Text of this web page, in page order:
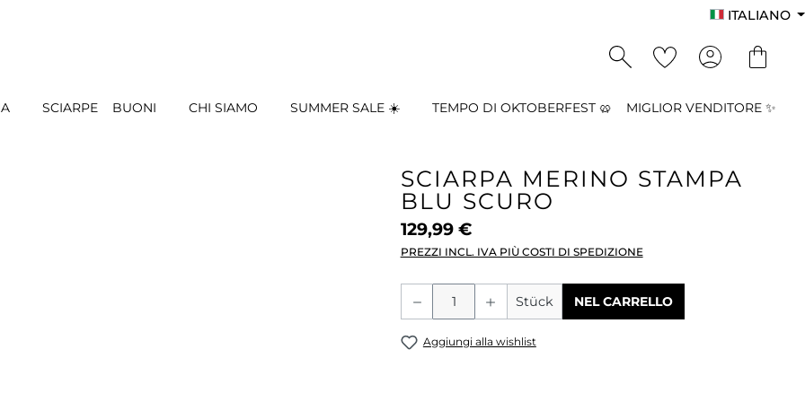
ITALIANO
SCIARPE BUONI CHI SIAMO SUMMER SALE ☀️ TEMPO DI OKTOBERFEST 🥨 MIGLIOR VENDITORE ✨
SCIARPA MERINO STAMPA
BLU SCURO
129,99 €
PREZZI INCL. IVA PIÙ COSTI DI SPEDIZIONE
Quantità del prodotto: inserisci la
Stück NEL CARRELLO
Aggiungi alla wishlist